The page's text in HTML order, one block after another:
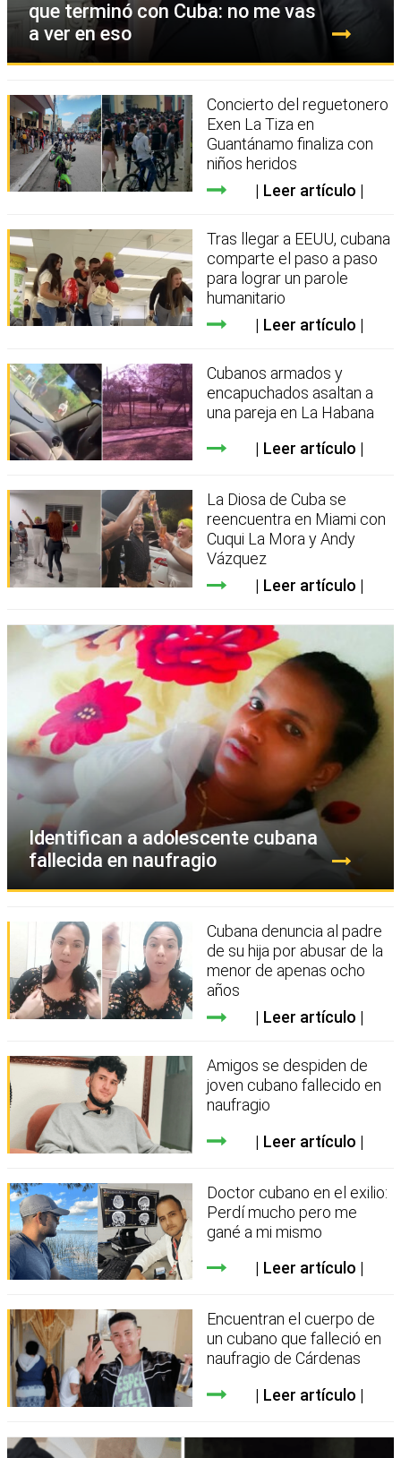
que terminó con Cuba: no me vas
a ver en eso
Concierto del reguetonero
Exen La Tiza en
Guantánamo finaliza con
niños heridos
Leer artículo
Tras llegar a EEUU, cubana
comparte el paso a paso
para lograr un parole
humanitario
Leer artículo
Cubanos armados y
encapuchados asaltan a
una pareja en La Habana
Leer artículo
La Diosa de Cuba se
reencuentra en Miami con
Cuqui La Mora y Andy
Vázquez
Leer artículo
Identifican a adolescente cubana
fallecida en naufragio
Cubana denuncia al padre
de su hija por abusar de la
menor de apenas ocho
años
Leer artículo
Amigos se despiden de
joven cubano fallecido en
naufragio
Leer artículo
Doctor cubano en el exilio:
Perdí mucho pero me
gané a mi mismo
Leer artículo
Encuentran el cuerpo de
un cubano que falleció en
naufragio de Cárdenas
Leer artículo